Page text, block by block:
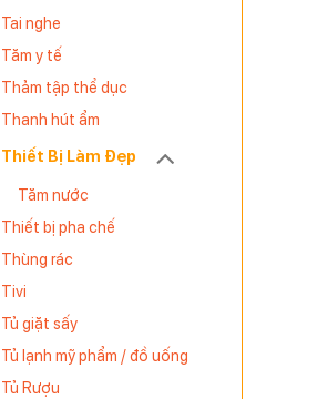
Tai nghe
Tăm y tế
Thảm tập thể dục
Thanh hút ẩm
Thiết Bị Làm Đẹp
Tăm nước
Thiết bị pha chế
Thùng rác
Tivi
Tủ giặt sấy
Tủ lạnh mỹ phẩm / đồ uống
Tủ Rượu